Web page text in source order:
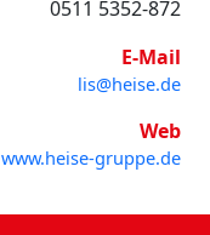
0511 5352-872
E-Mail
lis@heise.de
Web
www.heise-gruppe.de